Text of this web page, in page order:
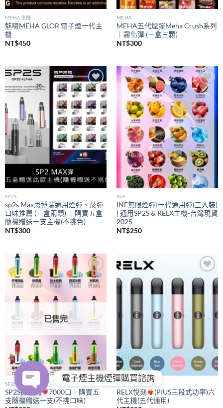
MEHA主機
魅嗨MEHA GLOR 電子煙一代主
機
NT$450
MEHA
MEHA五代煙彈Meha Crush系列
｜霧化彈 (一盒三顆)
NT$300
Add to
wishlist
SP2S
sp2s Max思博瑞適用煙彈、菸彈
口味推薦 (一盒兩顆) ｜購買五盒
隨機贈送一支主機(不挑色)
NT$300
Add to
wishlist
INF
INF無限煙彈|一代通用彈(三入裝)
| 通用SP2S & RELX主機-台灣現貨
2025
NT$250
Add to
wishlist
已售完
SP2S
SP2S拋棄式
7000口｜購買五
支隨機贈送一支(不挑口味)
Add to
wishlist
RELX
RELX悅刻
(PIUS三段式功率)六
代主機(五代通用)
電子煙主機煙彈購買諮詢
OPEN